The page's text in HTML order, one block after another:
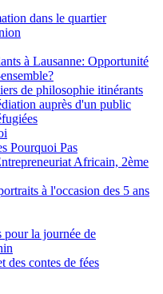
dans le quartier
à Lausanne: Opportunité
de philosophie itinérants
auprès d'un public
Pourquoi Pas
Africain, 2ème
à l'occasion des 5 ans
pour la journée de
des contes de fées